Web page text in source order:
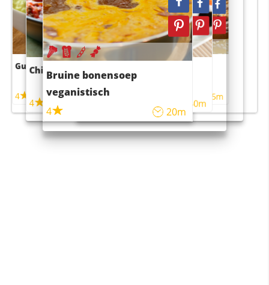
Guacamole
4
Chili con carne
4 45m
Bruine bonensoep
veganistisch
4
20m
Sushi rijstsalade
maaltijdsalade
40m
4 55m